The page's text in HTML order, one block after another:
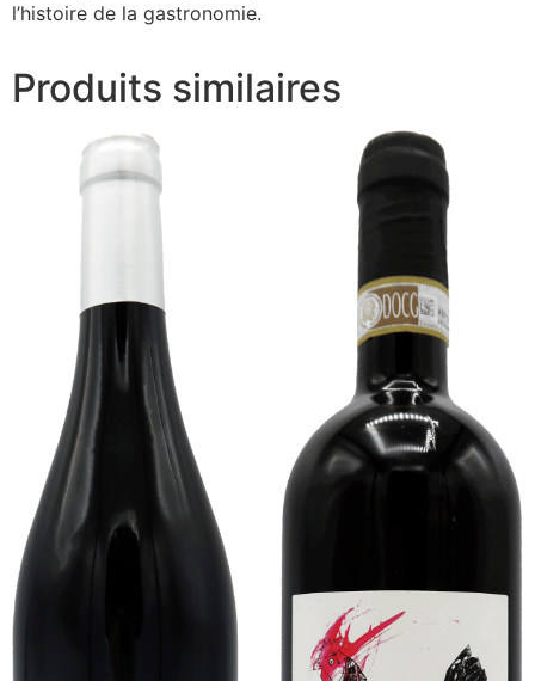
l’histoire de la gastronomie.
Produits similaires